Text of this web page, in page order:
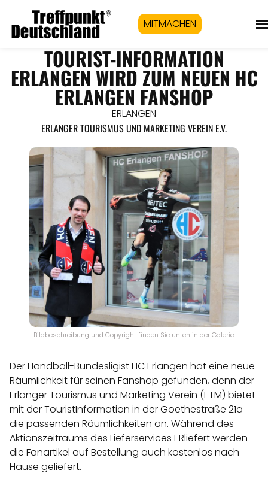
MITMACHEN
TOURIST-INFORMATION
ERLANGEN WIRD ZUM NEUEN HC
ERLANGEN FANSHOP
ERLANGEN
ERLANGER TOURISMUS UND MARKETING VEREIN E.V.
Bildbeschreibung und Copyright finden Sie unten in der Galerie.
Der Handball-Bundesligist HC Erlangen hat eine neue
Räumlichkeit für seinen Fanshop gefunden, denn der
Erlanger Tourismus und Marketing Verein (ETM) bietet
mit der TouristInformation in der Goethestraße 21a
die passenden Räumlichkeiten an. Während des
Aktionszeitraums des Lieferservices ERliefert werden
die Fanartikel auf Bestellung auch kostenlos nach
Hause geliefert.